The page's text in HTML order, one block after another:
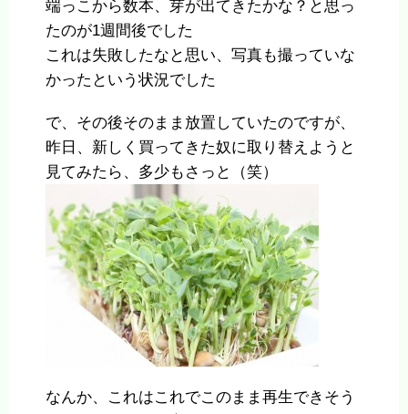
端っこから数本、芽が出てきたかな？と思っ
たのが1週間後でした
これは失敗したなと思い、写真も撮っていな
かったという状況でした
で、その後そのまま放置していたのですが、
昨日、新しく買ってきた奴に取り替えようと
見てみたら、多少もさっと（笑）
なんか、これはこれでこのまま再生できそう